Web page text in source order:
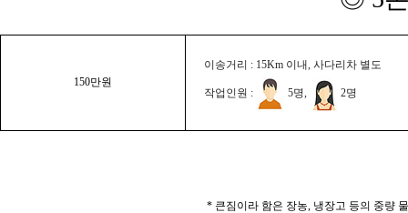
150만원
이송거리 : 15Km 이내, 사다리차 별도
작업인원 : 5명, 2명
* 큰짐이라 함은 장농, 냉장고 등의 중량